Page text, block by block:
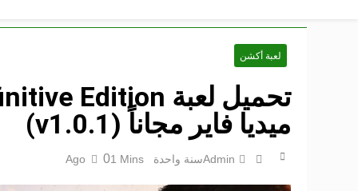
لعبة أكشن
ميديا فاير مجاناً (v1.0.1)
Adminسنة واحدة Ago 01 Mins